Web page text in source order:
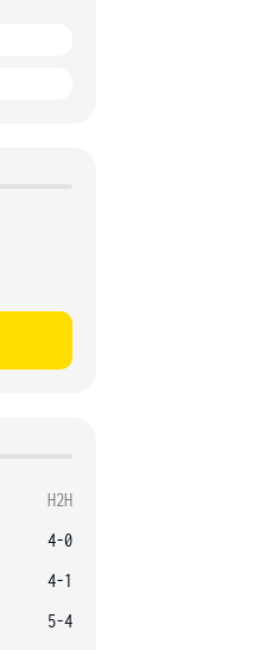
H2H
4-0
4-1
5-4